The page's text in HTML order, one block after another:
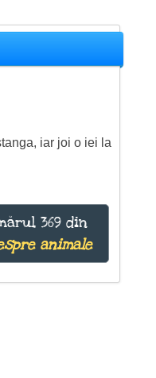
iar joi o iei la
369 din
animale